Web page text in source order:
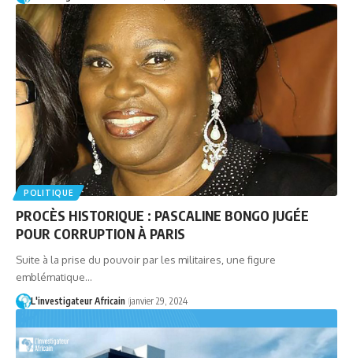
POLITIQUE
PROCÈS HISTORIQUE : PASCALINE BONGO JUGÉE
POUR CORRUPTION À PARIS
Suite à la prise du pouvoir par les militaires, une figure
emblématique…
L'investigateur Africain janvier 29, 2024